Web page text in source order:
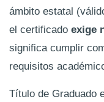
ámbito estatal
el certificado exige
significa cumplir
requisitos
Título de Graduado